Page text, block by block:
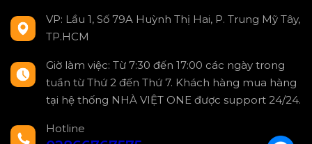
VP: Lầu 1, Số 79A Huỳnh Thị Hai, P. Trung Mỹ Tây,
TP.HCM
Giờ làm việc: Từ 7:30 đến 17:00 các ngày trong
tuần từ Thứ 2 đến Thứ 7. Khách hàng mua hàng
tại hệ thống NHÀ VIỆT ONE được support 24/24.
Hotline